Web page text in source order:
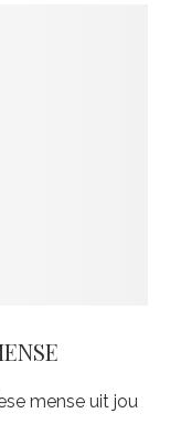
mense uit jou